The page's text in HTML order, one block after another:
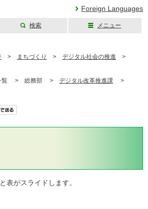
Foreign Languages
検索 メニュー
> まちづくり > デジタル社会の推進 >
覧 > 総務部 > デジタル改革推進課 >
表がスライドします。